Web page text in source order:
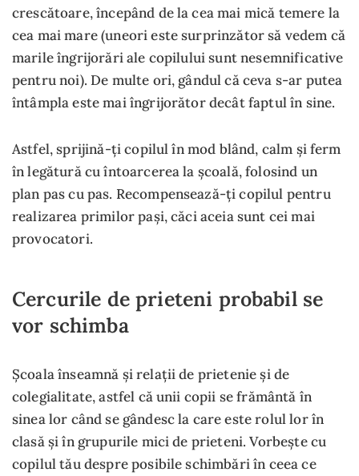
crescătoare, începând de la cea mai mică temere la
cea mai mare (uneori este surprinzător să vedem că
marile îngrijorări ale copilului sunt nesemnificative
pentru noi). De multe ori, gândul că ceva s-ar putea
întâmpla este mai îngrijorător decât faptul în sine.
Astfel, sprijină-ți copilul în mod blând, calm și ferm
în legătură cu întoarcerea la școală, folosind un
plan pas cu pas. Recompensează-ți copilul pentru
realizarea primilor pași, căci aceia sunt cei mai
provocatori.
Cercurile de prieteni probabil se
vor schimba
Școala înseamnă și relații de prietenie și de
colegialitate, astfel că unii copii se frământă în
sinea lor când se gândesc la care este rolul lor în
clasă și în grupurile mici de prieteni. Vorbește cu
copilul tău despre posibile schimbări în ceea ce